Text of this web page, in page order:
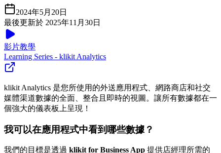
2024年5月20日
最後更新於 2025年11月30日
影片教學
Learning Series - klikit Analytics
klikit Analytics 是您所使用的外送應用程式、網路商店和社交
媒體渠道數據的全面、整合且即時的視圖。讓所有數據都在一
個強大的儀表板上呈現！
我可以在應用程式中看到哪些數據？
我們的目標是透過 klikit for Business App 提供店經理所需的